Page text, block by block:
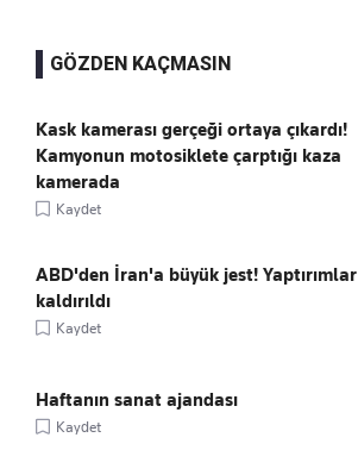
GÖZDEN KAÇMASIN
Kask kamerası gerçeği ortaya çıkardı!
Kamyonun motosiklete çarptığı kaza
kamerada
Kaydet
ABD'den İran'a büyük jest! Yaptırımlar
kaldırıldı
Kaydet
Haftanın sanat ajandası
Kaydet